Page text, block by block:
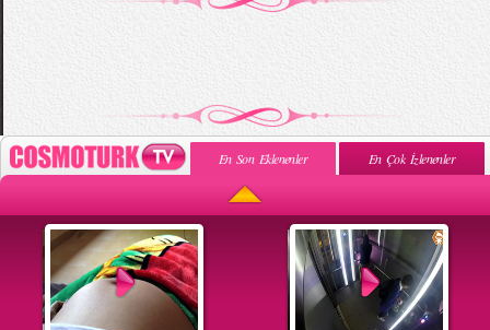
En Son Eklenenler En Çok İzlenenler